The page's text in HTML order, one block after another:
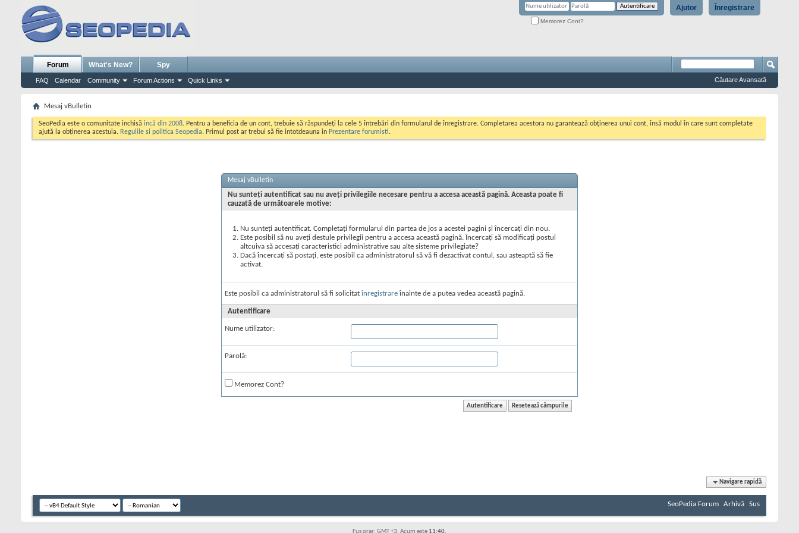
Înregistrare
Ajutor
Memorez Cont?
Forum
FAQ Calendar Community Forum Actions Quick Links
What's New? Spy
Căutare Avansată
Mesaj vBulletin
SeoPedia este o comunitate inchisă incă din 2008. Pentru a beneficia de un cont, trebuie să răspundeți la cele 5 întrebări din formularul de înregistrare. Completarea acestora nu garantează obținerea unui cont, însă modul în care sunt completate
ajută la obținerea acestuia. Regulile si politica Seopedia. Primul post ar trebui să fie intotdeauna in Prezentare forumisti.
Mesaj vBulletin
Nu sunteţi autentificat sau nu aveţi privilegiile necesare pentru a accesa această pagină. Aceasta poate fi
cauzată de următoarele motive:
Nu sunteţi autentificat. Completaţi formularul din partea de jos a acestei pagini şi încercaţi din nou.
Este posibil să nu aveţi destule privilegii pentru a accesa această pagină. Încercaţi să modificaţi postul
altcuiva să accesaţi caracteristici administrative sau alte sisteme privilegiate?
Dacă încercaţi să postaţi, este posibil ca administratorul să vă fi dezactivat contul, sau aşteaptă să fie
activat.
Este posibil ca administratorul să fi solicitat înregistrare înainte de a putea vedea această pagină.
Autentificare
Nume utilizator:
Parolă:
Memorez Cont?
Navigare rapidă
SeoPedia Forum Arhivă Sus
Fus orar: GMT +3. Acum este 11:40.